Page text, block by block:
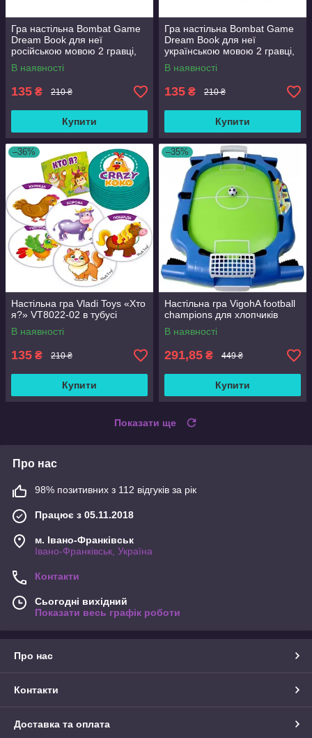
Гра настільна Bombat Game
Dream Book для неї
російською мовою 2 гравці,
18+ років (in028-hbr)
В наявності
135 ₴ 210 ₴
Купити
Гра настільна Bombat Game
Dream Book для неї
українською мовою 2 гравці,
18+ років (in029-hbr)
В наявності
135 ₴ 210 ₴
Купити
–36%
Настільна гра Vladi Toys «Хто
я?» VT8022-02 в тубусі
В наявності
135 ₴ 210 ₴
Купити
–35%
Настільна гра VigohA football
champions для хлопчиків
В наявності
291,85 ₴ 449 ₴
Купити
Показати ще
Про нас
98% позитивних з 112 відгуків за рік
Працює з 05.11.2018
м. Івано-Франківськ
Івано-Франківськ, Україна
Контакти
Сьогодні вихідний
Показати весь графік роботи
Про нас
Контакти
Доставка та оплата